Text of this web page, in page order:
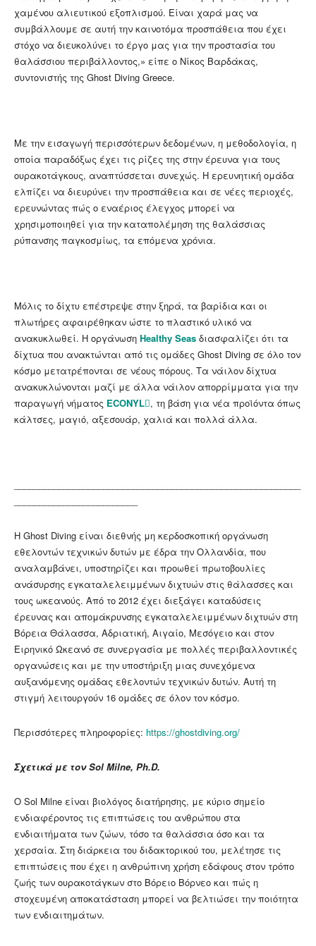
χαμένου αλιευτικού εξοπλισμού. Είναι χαρά μας να
συμβάλλουμε σε αυτή την καινοτόμα προσπάθεια που έχει
στόχο να διευκολύνει το έργο μας για την προστασία του
θαλάσσιου περιβάλλοντος,» είπε ο Νίκος Βαρδάκας,
συντονιστής της Ghost Diving Greece.
Με την εισαγωγή περισσότερων δεδομένων, η μεθοδολογία, η
οποία παραδόξως έχει τις ρίζες της στην έρευνα για τους
ουρακοτάγκους, αναπτύσσεται συνεχώς. Η ερευνητική ομάδα
ελπίζει να διευρύνει την προσπάθεια και σε νέες περιοχές,
ερευνώντας πώς ο εναέριος έλεγχος μπορεί να
χρησιμοποιηθεί για την καταπολέμηση της θαλάσσιας
ρύπανσης παγκοσμίως, τα επόμενα χρόνια.
Μόλις το δίχτυ επέστρεψε στην ξηρά, τα βαρίδια και οι
πλωτήρες αφαιρέθηκαν ώστε το πλαστικό υλικό να
ανακυκλωθεί. Η οργάνωση Healthy Seas διασφαλίζει ότι τα
δίχτυα που ανακτώνται από τις ομάδες Ghost Diving σε όλο τον
κόσμο μετατρέπονται σε νέους πόρους. Τα νάιλον δίχτυα
ανακυκλώνονται μαζί με άλλα νάιλον απορρίμματα για την
παραγωγή νήματος ECONYL, τη βάση για νέα προϊόντα όπως
κάλτσες, μαγιό, αξεσουάρ, χαλιά και πολλά άλλα.
H Ghost Diving είναι διεθνής μη κερδοσκοπική οργάνωση
εθελοντών τεχνικών δυτών με έδρα την Ολλανδία, που
αναλαμβάνει, υποστηρίζει και προωθεί πρωτοβουλίες
ανάσυρσης εγκαταλελειμμένων διχτυών στις θάλασσες και
τους ωκεανούς. Από το 2012 έχει διεξάγει καταδύσεις
έρευνας και απομάκρυνσης εγκαταλελειμμένων διχτυών στη
Βόρεια Θάλασσα, Αδριατική, Αιγαίο, Μεσόγειο και στον
Ειρηνικό Ωκεανό σε συνεργασία με πολλές περιβαλλοντικές
οργανώσεις και με την υποστήριξη μιας συνεχόμενα
αυξανόμενης ομάδας εθελοντών τεχνικών δυτών. Aυτή τη
στιγμή λειτουργούν 16 ομάδες σε όλον τον κόσμο.
Περισσότερες πληροφορίες: https://ghostdiving.org/
Σχετικά με τον Sol Milne, Ph.D.
Ο Sol Milne είναι βιολόγος διατήρησης, με κύριο σημείο
ενδιαφέροντος τις επιπτώσεις του ανθρώπου στα
ενδιαιτήματα των ζώων, τόσο τα θαλάσσια όσο και τα
χερσαία. Στη διάρκεια του διδακτορικού του, μελέτησε τις
επιπτώσεις που έχει η ανθρώπινη χρήση εδάφους στον τρόπο
ζωής των ουρακοτάγκων στο Βόρειο Βόρνεο και πώς η
στοχευμένη αποκατάσταση μπορεί να βελτιώσει την ποιότητα
των ενδιαιτημάτων.